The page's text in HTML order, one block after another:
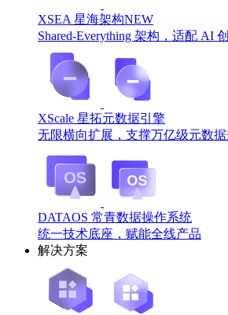
XSEA 星海架构NEW
Shared-Everything 架构，适配 AI
XScale 星拓元数据引擎
无限横向扩展，支撑万亿级元数
DATAOS 常青数据操作系统
统一技术底座，赋能全线产品
解决方案